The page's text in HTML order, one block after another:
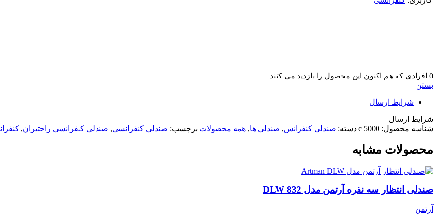
0 افرادی که هم اکنون این محصول را بازدید می کنند
بستن
شرایط ارسال
شرایط ارسال
شناسه محصول: c 5000 دسته: صندلی کنفرانس, صندلی ها, همه محصولات برچسب: صندلی کنفرانسی, صندلی کنفرانسی راحتیران,
محصولات مشابه
صندلی انتظار سه نفره آرتمن مدل 832 DLW
آرتمن